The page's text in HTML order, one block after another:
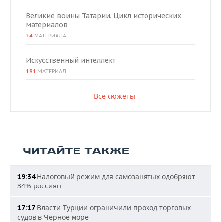
Великие воины Татарии. Цикл исторических
материалов
24 МАТЕРИАЛА
Искусственный интеллект
181 МАТЕРИАЛ
Все сюжеты
ЧИТАЙТЕ ТАКЖЕ
19:34Налоговый режим для самозанятых одобряют
34% россиян
17:17 Власти Турции ограничили проход торговых
судов в Черное море